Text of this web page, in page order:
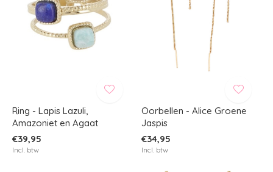
Ring - Lapis Lazuli,
Amazoniet en Agaat
€39,95
Incl. btw
Oorbellen - Alice Groene
Jaspis
€34,95
Incl. btw